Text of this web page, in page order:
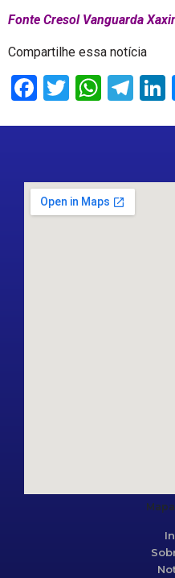
Fonte Cresol Vanguarda
Compartilhe essa notícia
Facebook
Twitter